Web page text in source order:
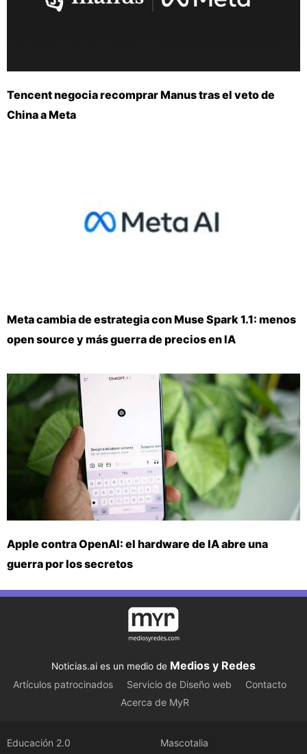
Tencent negocia recomprar Manus tras el veto de
China a Meta
Meta cambia de estrategia con Muse Spark 1.1: menos
open source y más guerra de precios en IA
Apple contra OpenAI: el hardware de IA abre una
guerra por los secretos
Noticias.ai es un medio de Medios y Redes
Artículos patrocinados Servicio de Diseño web
Contacto
Acerca de MyR
Educación 2.0 Mascotalia